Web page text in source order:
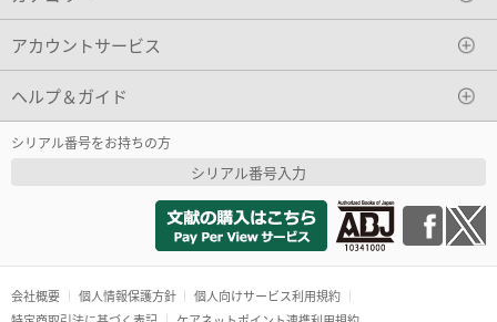
アカウントサービス
ヘルプ＆ガイド
シリアル番号をお持ちの方
シリアル番号入力
会社概要 個人情報保護方針
個人向けサービス利用規約